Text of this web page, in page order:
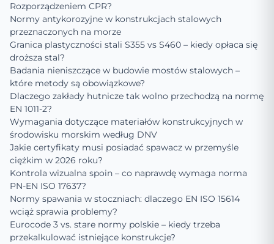
Rozporządzeniem CPR?
Normy antykorozyjne w konstrukcjach stalowych
przeznaczonych na morze
Granica plastyczności stali S355 vs S460 – kiedy opłaca się
droższa stal?
Badania nieniszczące w budowie mostów stalowych –
które metody są obowiązkowe?
Dlaczego zakłady hutnicze tak wolno przechodzą na normę
EN 1011-2?
Wymagania dotyczące materiałów konstrukcyjnych w
środowisku morskim według DNV
Jakie certyfikaty musi posiadać spawacz w przemyśle
ciężkim w 2026 roku?
Kontrola wizualna spoin – co naprawdę wymaga norma
PN-EN ISO 17637?
Normy spawania w stoczniach: dlaczego EN ISO 15614
wciąż sprawia problemy?
Eurocode 3 vs. stare normy polskie – kiedy trzeba
przekalkulować istniejące konstrukcje?